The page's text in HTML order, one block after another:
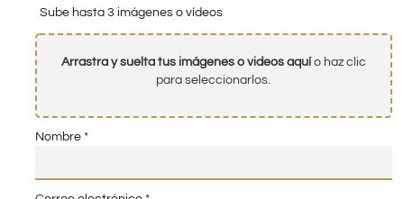
Sube hasta 3 imágenes o vídeos
Arrastra y suelta tus imágenes o videos aquío haz clic
para seleccionarlos.
Nombre *